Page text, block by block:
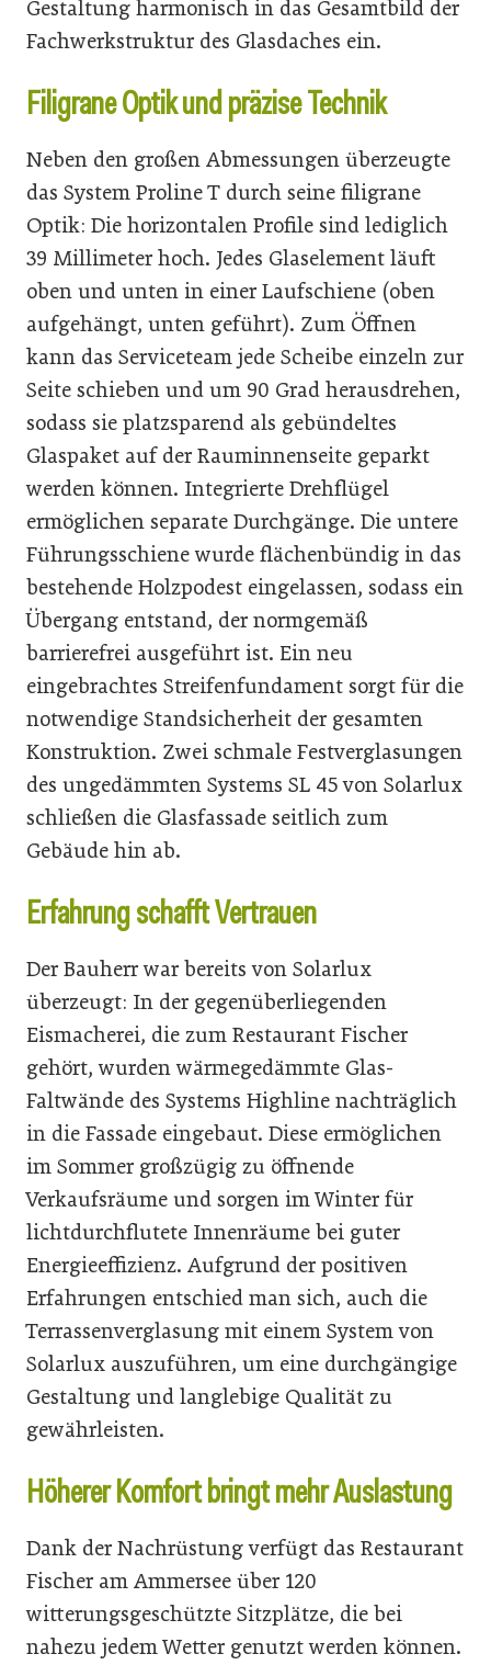
Gestaltung harmonisch in das Gesamtbild der
Fachwerkstruktur des Glasdaches ein.
Filigrane Optik und präzise Technik
Neben den großen Abmessungen überzeugte
das System Proline T durch seine filigrane
Optik: Die horizontalen Profile sind lediglich
39 Millimeter hoch. Jedes Glaselement läuft
oben und unten in einer Laufschiene (oben
aufgehängt, unten geführt). Zum Öffnen
kann das Serviceteam jede Scheibe einzeln zur
Seite schieben und um 90 Grad herausdrehen,
sodass sie platzsparend als gebündeltes
Glaspaket auf der Rauminnenseite geparkt
werden können. Integrierte Drehflügel
ermöglichen separate Durchgänge. Die untere
Führungsschiene wurde flächenbündig in das
bestehende Holzpodest eingelassen, sodass ein
Übergang entstand, der normgemäß
barrierefrei ausgeführt ist. Ein neu
eingebrachtes Streifenfundament sorgt für die
notwendige Standsicherheit der gesamten
Konstruktion. Zwei schmale Festverglasungen
des ungedämmten Systems SL 45 von Solarlux
schließen die Glasfassade seitlich zum
Gebäude hin ab.
Erfahrung schafft Vertrauen
Der Bauherr war bereits von Solarlux
überzeugt: In der gegenüberliegenden
Eismacherei, die zum Restaurant Fischer
gehört, wurden wärmegedämmte Glas-
Faltwände des Systems Highline nachträglich
in die Fassade eingebaut. Diese ermöglichen
im Sommer großzügig zu öffnende
Verkaufsräume und sorgen im Winter für
lichtdurchflutete Innenräume bei guter
Energieeffizienz. Aufgrund der positiven
Erfahrungen entschied man sich, auch die
Terrassenverglasung mit einem System von
Solarlux auszuführen, um eine durchgängige
Gestaltung und langlebige Qualität zu
gewährleisten.
Höherer Komfort bringt mehr Auslastung
Dank der Nachrüstung verfügt das Restaurant
Fischer am Ammersee über 120
witterungsgeschützte Sitzplätze, die bei
nahezu jedem Wetter genutzt werden können.